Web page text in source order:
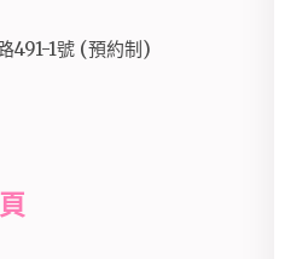
491-1號 (預約制)